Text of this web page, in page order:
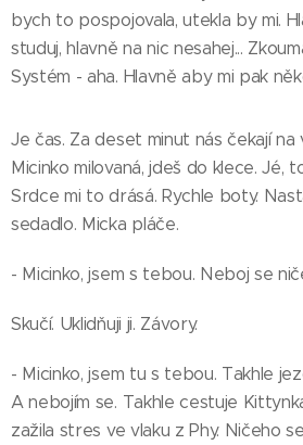
bych to pospojovala, utekla by mi.
studuj, hlavně na nic nesahej...
Systém - aha. Hlavně aby mi pak
Je čas. Za deset minut nás čekají
Micinko milovaná, jdeš do klece. Jé,
Srdce mi to drásá. Rychle boty.
sedadlo. Micka pláče.
- Micinko, jsem s tebou. Neboj se
Skučí. Uklidňuji ji. Závory.
- Micinko, jsem tu s tebou. Takhle
A nebojím se. Takhle cestuje
zažila stres ve vlaku z Phy. Ničeho